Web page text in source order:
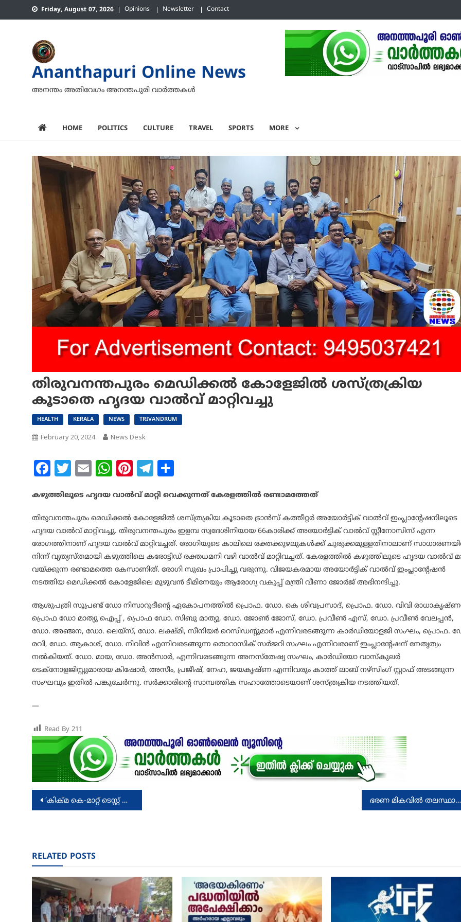
to
Friday, August 07, 2026 Opinions Newsletter Contact
Ananthapuri Online News
അനന്തം അതിവേഗം അനന്തപുരി വാര്‍ത്തകള്‍
HOME POLITICS CULTURE TRAVEL SPORTS MORE
തിരുവനന്തപുരം മെഡിക്കല്‍ കോളേജില്‍ ശസ്ത്രക്രിയ
കൂടാതെ ഹൃദയ വാല്‍വ് മാറ്റിവച്ചു
HEALTH KERALA NEWS TRIVANDRUM
February 20, 2024 News Desk
Facebook
Twitter
EmailWhatsApp
Pinterest
Telegram
കഴുത്തിലൂടെ ഹൃദയ വാല്‍വ് മാറ്റി വെക്കുന്നത് കേരളത്തില്‍ രണ്ടാമത്തേത്
തിരുവനന്തപുരം മെഡിക്കല്‍ കോളേജില്‍ ശസ്ത്രക്രിയ കൂടാതെ ട്രാന്‍സ് കത്തീറ്റര്‍ അയോര്‍ട്ടിക് വാല്‍വ് ഇംപ്ലാന്റേഷനിലൂടെ
ഹൃദയ വാല്‍വ് മാറ്റിവച്ചു. തിരുവനന്തപുരം ഇളമ്പ സ്വദേശിനിയായ 66കാരിക്ക് അയോര്‍ട്ടിക് വാല്‍വ് സ്റ്റീനോസിസ് എന്ന
രോഗത്തിനാണ് ഹൃദയ വാല്‍വ് മാറ്റിവച്ചത്. രോഗിയുടെ കാലിലെ രക്തക്കുഴലുകള്‍ക്ക് ചുരുക്കമുള്ളതിനാലാണ്
നിന്ന് വ്യത്യസ്തമായി കഴുത്തിലെ കരോട്ടിഡ് രക്തധമനി വഴി വാല്‍വ് മാറ്റിവച്ചത്. കേരളത്തില്‍ കഴുത്തിലൂടെ ഹൃദയ വാല്‍വ്
വയ്ക്കുന്ന രണ്ടാമത്തെ കേസാണിത്. രോഗി സുഖം പ്രാപിച്ചു വരുന്നു. വിജയകരമായ അയോര്‍ട്ടിക് വാല്‍വ് ഇംപ്ലാന്റേഷന്‍
നടത്തിയ മെഡിക്കല്‍ കോളേജിലെ മുഴുവന്‍ ടീമിനേയും ആരോഗ്യ വകുപ്പ് മന്ത്രി വീണാ ജോര്‍ജ് അഭിനന്ദിച്ചു.
ആശുപത്രി സൂപ്രണ്ട് ഡോ നിസാറുദീന്റെ ഏകോപനത്തില്‍ പ്രൊഫ. ഡോ. കെ ശിവപ്രസാദ്, പ്രൊഫ. ഡോ. വിവി
പ്രൊഫ ഡോ മാത്യു ഐപ്പ് , പ്രൊഫ ഡോ. സിബു മാത്യു, ഡോ. ജോണ്‍ ജോസ്, ഡോ. പ്രവീണ്‍ എസ്, ഡോ. പ്രവീണ്‍ വേലപ്പന്‍,
ഡോ. അഞ്ജന, ഡോ. ലെയ്‌സ്, ഡോ. ലക്ഷ്മി, സീനിയര്‍ റെസിഡന്റുമാര്‍ എന്നിവരടങ്ങുന്ന കാര്‍ഡിയോളജി സംഘം, പ്രൊഫ.
രവി, ഡോ. ആകാശ്, ഡോ. നിവിന്‍ എന്നിവരടങ്ങുന്ന തൊറാസിക് സര്‍ജറി സംഘം എന്നിവരാണ് ഇംപ്ലാന്റേഷന് നേതൃത്വം
നല്‍കിയത്. ഡോ. മായ, ഡോ. അന്‍സാര്‍, എന്നിവരടങ്ങുന്ന അനസ്‌തേഷ്യ സംഘം, കാര്‍ഡിയോ വാസ്‌കുലര്‍
ടെക്‌നോളജിസ്റ്റുമാരായ കിഷോര്‍, അസീം, പ്രജീഷ്, നേഹ, ജയകൃഷ്ണ എന്നിവരും കാത്ത് ലാബ് നഴ്‌സിംഗ് സ്റ്റാഫ് അടങ്ങുന്ന
സംഘവും ഇതില്‍ പങ്കുചേര്‍ന്നു. സര്‍ക്കാരിന്റെ സാമ്പത്തിക സഹാത്തോടെയാണ് ശസ്ത്രക്രിയ നടത്തിയത്.
—
Read By 211
Post
‘കിക്മ കെ-മാറ്റ് ടെസ്റ്റ് പരിശീലനം ഭരണ മികവിൽ തലസ്ഥാന ജില്ല ജെറോമിക് ജോർജ് മികച്ച ജില്ലാ കളക്ടർ
RELATED POSTS